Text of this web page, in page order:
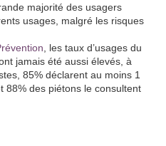
majorité des usagers
usages, malgré les risques
, les taux d’usages du
jamais été aussi élevés, à
85% déclarent au moins 1
88% des piétons le consultent